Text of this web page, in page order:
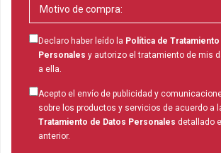
Declaro haber leído la Política de Tratamiento
Personales y autorizo el tratamiento de mis
a ella.
Acepto el envío de publicidad y
sobre los productos y servicios de acuerdo a
Tratamiento de Datos Personales detallado
anterior.